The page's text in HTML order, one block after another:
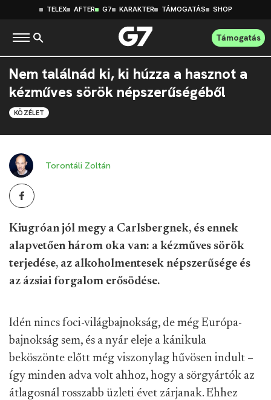
TELEX AFTER G7 KARAKTER TÁMOGATÁS SHOP
Támogatás
Nem találnád ki, ki húzza a hasznot a
kézműves sörök népszerűségéből
KÖZÉLET
Torontáli Zoltán
Kiugróan jól megy a Carlsbergnek, és ennek
alapvetően három oka van: a kézműves sörök
terjedése, az alkoholmentesek népszerűsége és
az ázsiai forgalom erősödése.
Idén nincs foci-világbajnokság, de még Európa-
bajnokság sem, és a nyár eleje a kánikula
beköszönte előtt még viszonylag hűvösen indult –
így minden adva volt ahhoz, hogy a sörgyártók az
átlagosnál rosszabb üzleti évet zárjanak. Ehhez